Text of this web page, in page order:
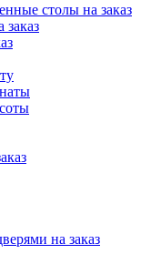
столы на заказ
заказ
на заказ